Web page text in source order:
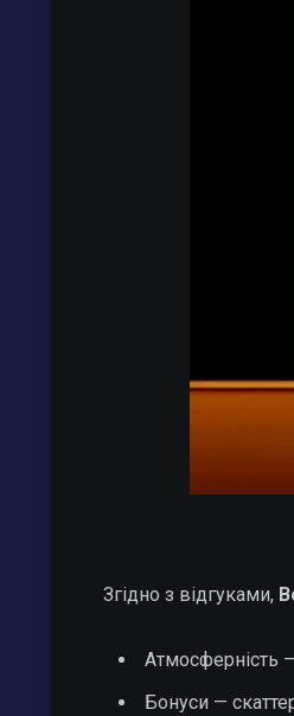
Згідно з відгуками,
Атмосферність
Бонуси —